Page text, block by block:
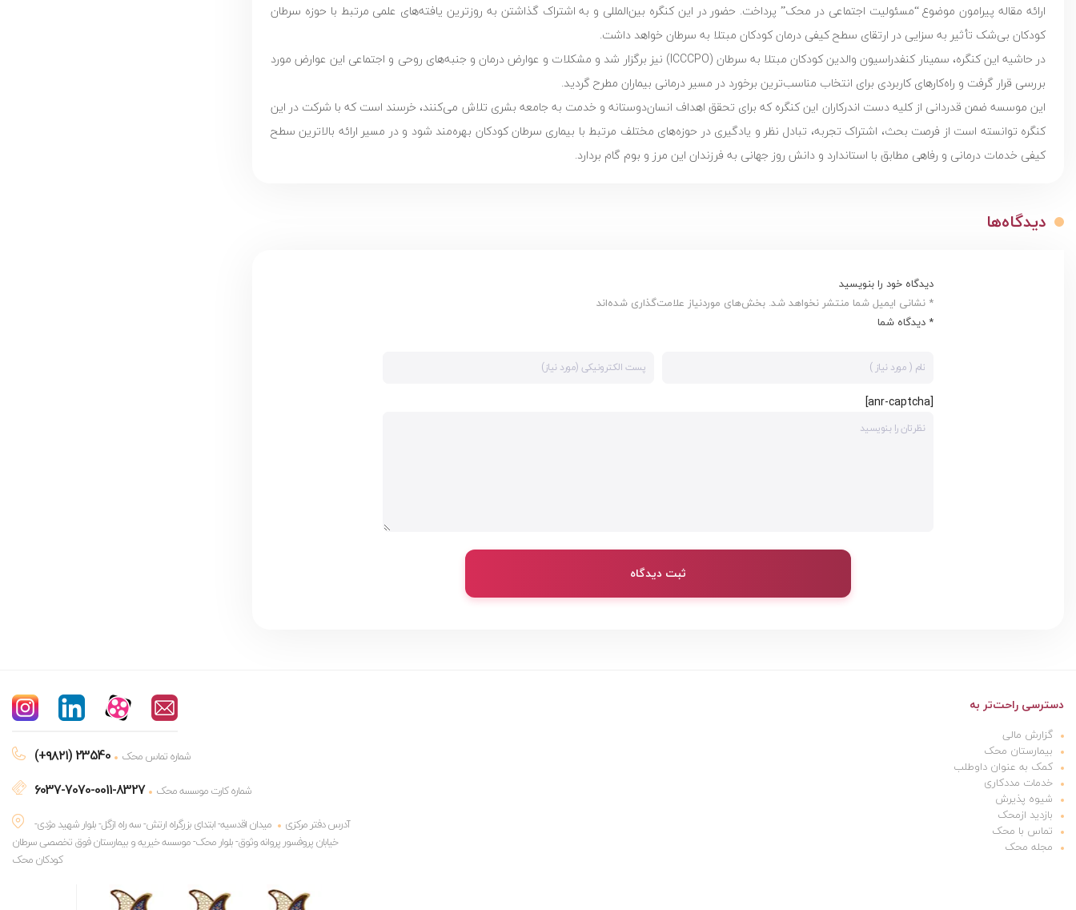
ارائه مقاله پیرامون موضوع “مسئولیت اجتماعی در محک” پرداخت. حضور در این کنگره بین‌المللی و به اشتراک گذاشتن به روزترین یافته‌های علمی مرتبط با حوزه سرطان
کودکان بی‌شک تأثیر به سزایی در ارتقای سطح کیفی درمان کودکان مبتلا به سرطان خواهد داشت.
در حاشیه این کنگره، سمینار کنفدراسیون والدین کودکان مبتلا به سرطان (ICCCPO) نیز برگزار شد و مشکلات و عوارض درمان و جنبه‌های روحی و اجتماعی این عوارض مورد
بررسی قرار گرفت و راه‌کار‌های کاربردی برای انتخاب مناسب‌ترین برخورد در مسیر درمانی بیماران مطرح گردید.
این موسسه ضمن قدردانی از کلیه دست اندرکاران این کنگره که برای تحقق اهداف انسان‌دوستانه و خدمت به جامعه بشری تلاش می‌کنند، خرسند است که با شرکت در این
کنگره توانسته است از فرصت بحث، اشتراک تجربه، تبادل نظر و یادگیری در حوزه‌های مختلف مرتبط با بیماری سرطان کودکان بهره‌مند شود و در مسیر ارائه بالاترین سطح
کیفی خدمات درمانی و رفاهی مطابق با استاندارد و دانش روز جهانی به فرزندان این مرز و بوم گام بردارد.
دیدگاه‌ها
دیدگاه خود را بنویسید
* نشانی ایمیل شما منتشر نخواهد شد. بخش‌های موردنیاز علامت‌گذاری شده‌اند
* دیدگاه شما
[anr-captcha]
ثبت دیدگاه
دسترسی راحت‌تر به
گزارش مالی
بیمارستان محک
کمک به عنوان داوطلب
خدمات مددکاری
شیوه پذیرش
بازدید ازمحک
تماس با محک
مجله محک
(+۹۸۲۱) 23540 شماره تماس محک
6037-7070-0011-8327
شماره کارت موسسه محک
آدرس دفتر مرکزی
میدان اقدسیه- ابتدای بزرگراه ارتش- سه راه ازگل- بلوار شهید مژدی-
خیابان پروفسور پروانه وثوق- بلوار محک- موسسه خیریه و بیمارستان فوق تخصصی سرطان
کودکان محک